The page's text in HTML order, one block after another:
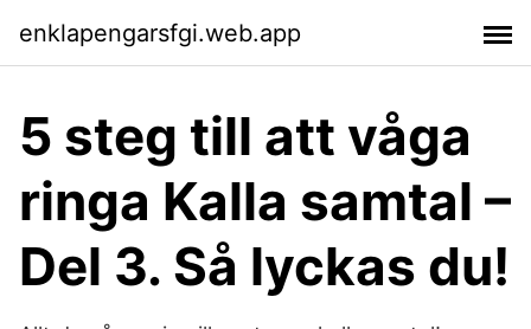
enklapengarsfgi.web.app
5 steg till att våga
ringa Kalla samtal –
Del 3. Så lyckas du!